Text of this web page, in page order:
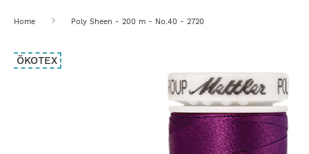
Home Poly Sheen - 200 m - No.40 - 2720
Zum
Ende
ÖKOTEX